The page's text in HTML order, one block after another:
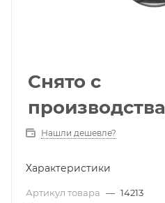
Снято с
производства
Нашли дешевле?
Характеристики
Артикул товара — 14213